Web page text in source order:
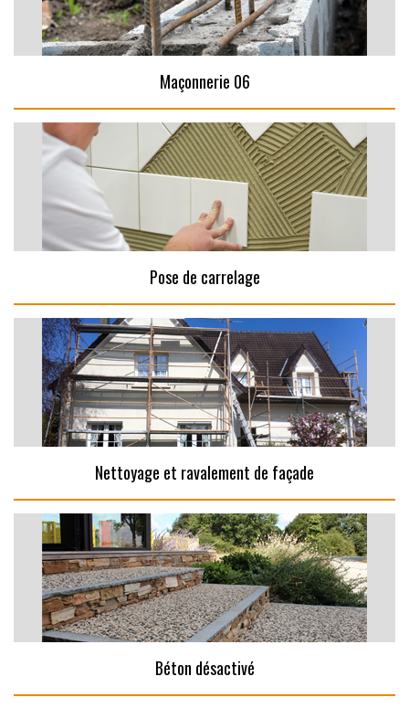
Maçonnerie 06
Pose de carrelage
Nettoyage et ravalement de façade
Béton désactivé